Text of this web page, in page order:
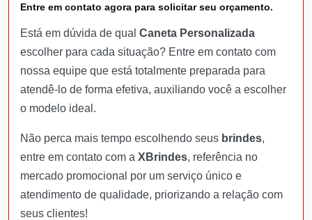
Entre em contato agora para solicitar seu orçamento.
Está em dúvida de qual Caneta Personalizada
escolher para cada situação? Entre em contato com
nossa equipe que está totalmente preparada para
atendê-lo de forma efetiva, auxiliando você a escolher
o modelo ideal.
Não perca mais tempo escolhendo seus brindes,
entre em contato com a XBrindes, referência no
mercado promocional por um serviço único e
atendimento de qualidade, priorizando a relação com
seus clientes!